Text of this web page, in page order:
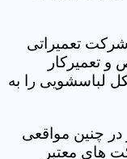
تعمیراتی
و تعمیرکار
لباسشویی را به
چنین مواقعی
های معتبر